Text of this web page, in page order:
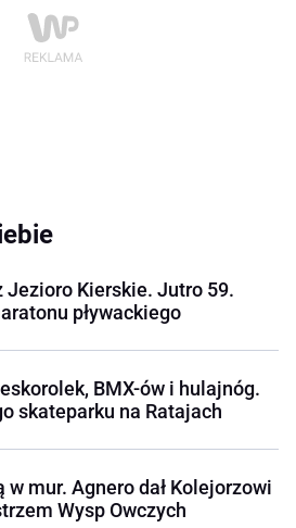
Jezioro Kierskie. Jutro 59.
pływackiego
BMX-ów i hulajnóg.
skateparku na Ratajach
w mur. Agnero dał Kolejorzowi
Wysp Owczych